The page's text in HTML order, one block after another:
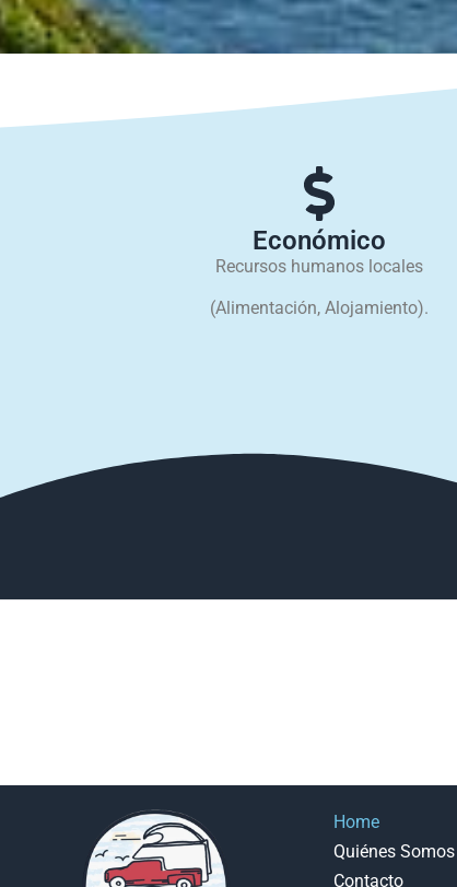
Económico
Recursos humanos locales
(Alimentación, Alojamiento).
Home
Quiénes Somos
Contacto